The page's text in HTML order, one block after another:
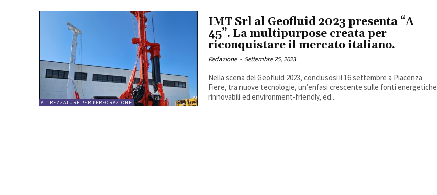
ATTREZZATURE PER PERFORAZIONE
IMT Srl al Geofluid 2023 presenta “A
45”. La multipurpose creata per
riconquistare il mercato italiano.
Redazione - Settembre 25, 2023
Nella scena del Geofluid 2023, conclusosi il 16 settembre a Piacenza
Fiere, tra nuove tecnologie, un’enfasi crescente sulle fonti energetiche
rinnovabili ed environment-friendly, ed...